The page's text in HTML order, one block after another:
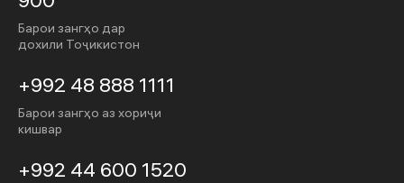
Барои зангҳо дар
дохили Тоҷикистон
+992 48 888 1111
Барои зангҳо аз хориҷи
кишвар
+992 44 600 1520